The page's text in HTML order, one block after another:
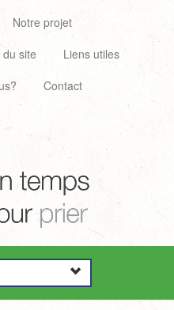
Notre projet
du site
Liens utiles
Contact